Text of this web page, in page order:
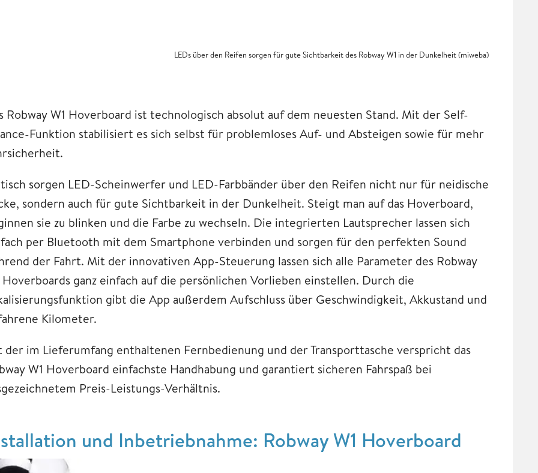
LEDs über den Reifen sorgen für gute Sichtbarkeit des Robway W1 in der Dunkelheit (miweba)
Robway W1 Hoverboard ist technologisch absolut auf dem neuesten Stand. Mit der Self-
Funktion stabilisiert es sich selbst für problemloses Auf- und Absteigen sowie für mehr
sorgen LED-Scheinwerfer und LED-Farbbänder über den Reifen nicht nur für neidische
sondern auch für gute Sichtbarkeit in der Dunkelheit. Steigt man auf das Hoverboard,
sie zu blinken und die Farbe zu wechseln. Die integrierten Lautsprecher lassen sich
per Bluetooth mit dem Smartphone verbinden und sorgen für den perfekten Sound
der Fahrt. Mit der innovativen App-Steuerung lassen sich alle Parameter des Robway
Hoverboards ganz einfach auf die persönlichen Vorlieben einstellen. Durch die
gibt die App außerdem Aufschluss über Geschwindigkeit, Akkustand und
Kilometer.
der im Lieferumfang enthaltenen Fernbedienung und der Transporttasche verspricht das
W1 Hoverboard einfachste Handhabung und garantiert sicheren Fahrspaß bei
Preis-Leistungs-Verhältnis.
und Inbetriebnahme: Robway W1 Hoverboard